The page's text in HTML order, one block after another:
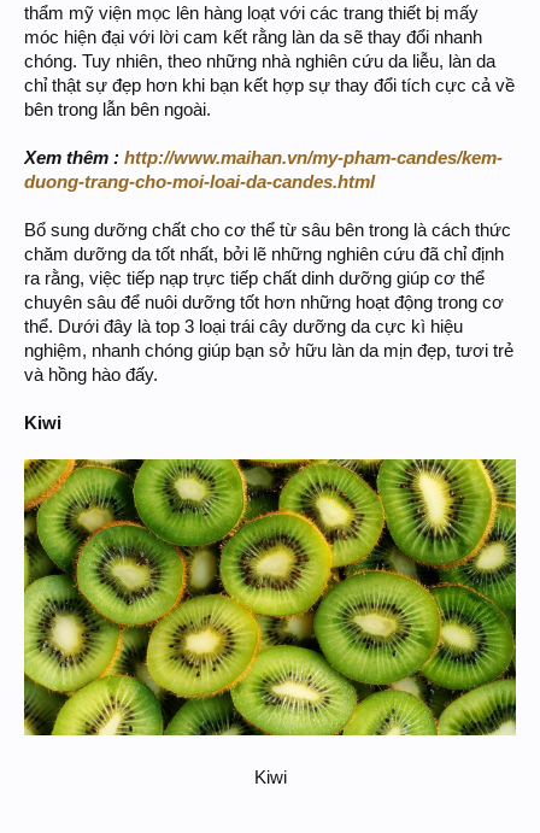
thẩm mỹ viện mọc lên hàng loạt với các trang thiết bị mấy
móc hiện đại với lời cam kết rằng làn da sẽ thay đổi nhanh
chóng. Tuy nhiên, theo những nhà nghiên cứu da liễu, làn da
chỉ thật sự đẹp hơn khi bạn kết hợp sự thay đổi tích cực cả về
bên trong lẫn bên ngoài.
Xem thêm : http://www.maihan.vn/my-pham-candes/kem-
duong-trang-cho-moi-loai-da-candes.html
Bổ sung dưỡng chất cho cơ thể từ sâu bên trong là cách thức
chăm dưỡng da tốt nhất, bởi lẽ những nghiên cứu đã chỉ định
ra rằng, việc tiếp nạp trực tiếp chất dinh dưỡng giúp cơ thể
chuyên sâu để nuôi dưỡng tốt hơn những hoạt động trong cơ
thể. Dưới đây là top 3 loại trái cây dưỡng da cực kì hiệu
nghiệm, nhanh chóng giúp bạn sở hữu làn da mịn đẹp, tươi trẻ
và hồng hào đấy.
Kiwi
Kiwi​